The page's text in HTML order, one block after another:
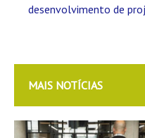
desenvolvimento de
MAIS NOTÍCIAS